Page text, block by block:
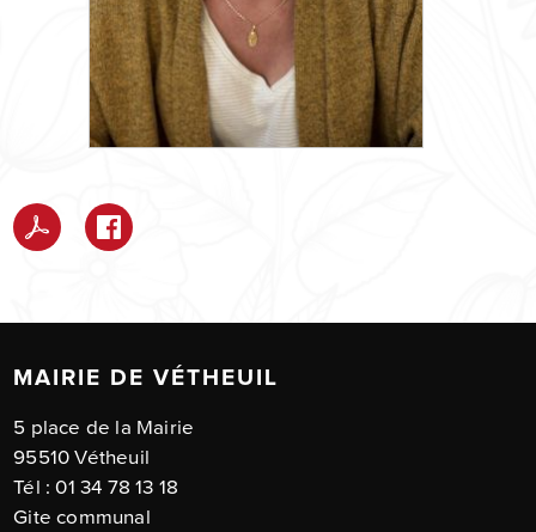
MAIRIE DE VÉTHEUIL
5 place de la Mairie
95510 Vétheuil
Tél : 01 34 78 13 18
Gite communal